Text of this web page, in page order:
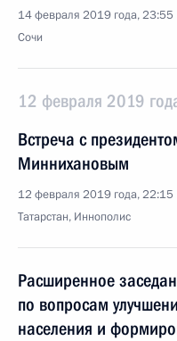
14 февраля 2019 года, 23:55
Сочи
12 февраля 2019
Встреча с
Миннихановым
12 февраля 2019 года, 22:15
Татарстан, Иннополис
Расширенное
по вопросам
населения и